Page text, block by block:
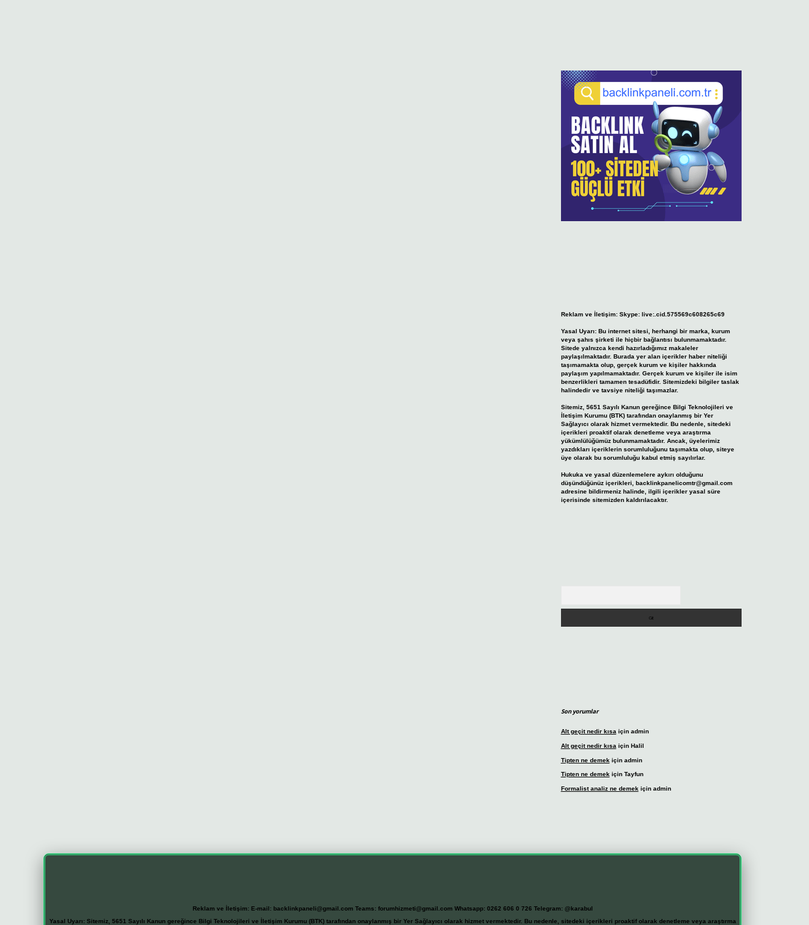
Reklam ve İletişim: Skype: live:.cid.575569c608265c69
Yasal Uyarı: Bu internet sitesi, herhangi bir marka, kurum
veya şahıs şirketi ile hiçbir bağlantısı bulunmamaktadır.
Sitede yalnızca kendi hazırladığımız makaleler
paylaşılmaktadır. Burada yer alan içerikler haber niteliği
taşımamakta olup, gerçek kurum ve kişiler hakkında
paylaşım yapılmamaktadır. Gerçek kurum ve kişiler ile isim
benzerlikleri tamamen tesadüfidir. Sitemizdeki bilgiler taslak
halindedir ve tavsiye niteliği taşımazlar.
Sitemiz, 5651 Sayılı Kanun gereğince Bilgi Teknolojileri ve
İletişim Kurumu (BTK) tarafından onaylanmış bir Yer
Sağlayıcı olarak hizmet vermektedir. Bu nedenle, sitedeki
içerikleri proaktif olarak denetleme veya araştırma
yükümlülüğümüz bulunmamaktadır. Ancak, üyelerimiz
yazdıkları içeriklerin sorumluluğunu taşımakta olup, siteye
üye olarak bu sorumluluğu kabul etmiş sayılırlar.
Hukuka ve yasal düzenlemelere aykırı olduğunu
düşündüğünüz içerikleri, backlinkpanelicomtr@gmail.com
adresine bildirmeniz halinde, ilgili içerikler yasal süre
içerisinde sitemizden kaldırılacaktır.
Son yorumlar
Alt geçit nedir kısaiçin admin
Alt geçit nedir kısa için Halil
Tipten ne demek için admin
Tipten ne demek için Tayfun
Formalist analiz ne demek için admin
Reklam ve İletişim: E-mail: backlinkpaneli@gmail.com Teams: forumhizmeti@gmail.com Whatsapp: 0262 606 0 726 Telegram: @karabul
Yasal Uyarı:Sitemiz, 5651 Sayılı Kanun gereğince Bilgi Teknolojileri ve İletişim Kurumu (BTK) tarafından onaylanmış bir Yer Sağlayıcı olarak hizmet vermektedir. Bu nedenle, sitedeki içerikleri proaktif olarak denetleme veya araştırma